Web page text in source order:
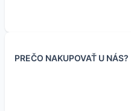
PREČO NAKUPOVAŤ U NÁS?